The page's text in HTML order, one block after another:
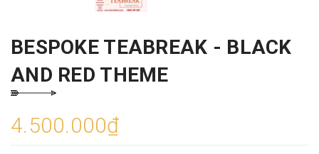
BESPOKE TEABREAK - BLACK
AND RED THEME
4.500.000₫